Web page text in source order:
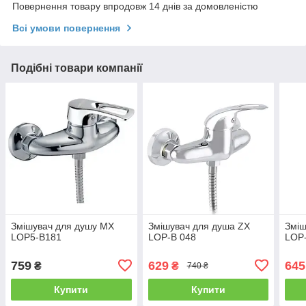
Повернення товару впродовж 14 днів за домовленістю
Всі умови повернення
Подібні товари компанії
Змішувач для душу MX
LOP5-B181
759 ₴
Купити
Змішувач для душа ZX
LOP-B 048
629₴ 740 ₴
Купити